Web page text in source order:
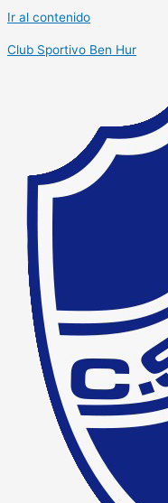
Ir al contenido
Club Sportivo Ben Hur